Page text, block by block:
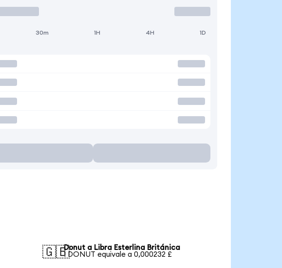
30m 1H 4H 1D
🇬🇧Donut a Libra Esterlina Británica
1 DONUT equivale a 0,000232 £